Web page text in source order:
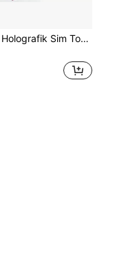
19 adet/set 10g Holografik Sim Tozu, Altın ve Gümüş Reçine Dolgu Pigmenti, Silikon Kalıp Doldurma, Bardak Sanatı Kendin Yap El Sanatları İçin Uygundur